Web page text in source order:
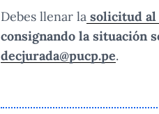
Debes llenar la solicitud al
consignando la situación
decjurada@pucp.pe.